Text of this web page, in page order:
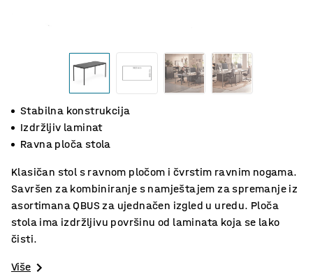
Stabilna konstrukcija
Izdržljiv laminat
Ravna ploča stola
Klasičan stol s ravnom pločom i čvrstim ravnim nogama.
Savršen za kombiniranje s namještajem za spremanje iz
asortimana QBUS za ujednačen izgled u uredu. Ploča
stola ima izdržljivu površinu od laminata koja se lako
čisti.
Više